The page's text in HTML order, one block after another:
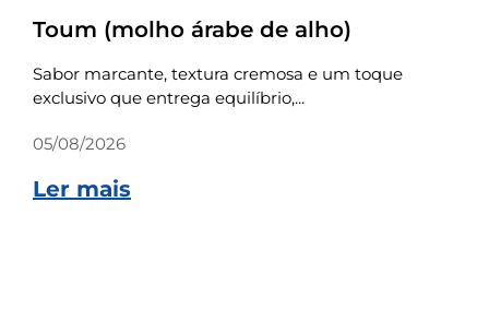
Toum (molho árabe de alho)
Sabor marcante, textura cremosa e um toque
exclusivo que entrega equilíbrio,...
05/08/2026
Ler mais